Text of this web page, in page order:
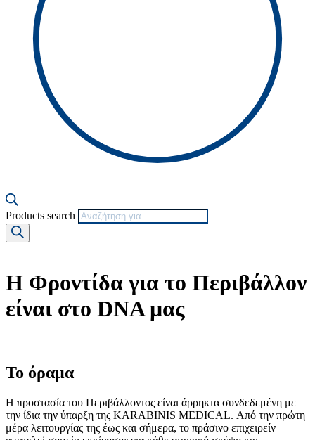
Products search
Η Φροντίδα για το Περιβάλλον
είναι στο DNA μας
Το όραμα
Η προστασία του Περιβάλλοντος είναι άρρηκτα συνδεδεμένη με
την ίδια την ύπαρξη της KARABINIS MEDICAL. Από την πρώτη
μέρα λειτουργίας της έως και σήμερα, το πράσινο επιχειρείν